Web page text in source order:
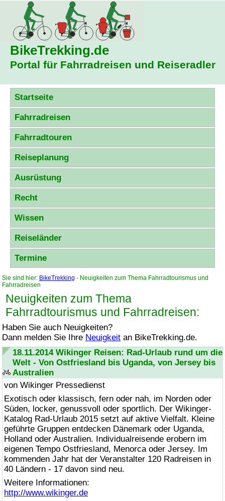
BikeTrekking.de
Portal für Fahrradreisen und Reiseradler
Startseite
Fahrradreisen
Fahrradtouren
Reiseplanung
Ausrüstung
Recht
Wissen
Reiseländer
Termine
Sie sind hier: BikeTrekking - Neuigkeiten zum Thema Fahrradtourismus und
Fahrradreisen
Neuigkeiten zum Thema
Fahrradtourismus und Fahrradreisen:
Haben Sie auch Neuigkeiten?
Dann melden Sie Ihre Neuigkeit an BikeTrekking.de.
18.11.2014 Wikinger Reisen: Rad-Urlaub rund um die
Welt - Von Ostfriesland bis Uganda, von Jersey bis
Australien
von Wikinger Pressedienst
Exotisch oder klassisch, fern oder nah, im Norden oder
Süden, locker, genussvoll oder sportlich. Der Wikinger-
Katalog Rad-Urlaub 2015 setzt auf aktive Vielfalt. Kleine
geführte Gruppen entdecken Dänemark oder Uganda,
Holland oder Australien. Individualreisende erobern im
eigenen Tempo Ostfriesland, Menorca oder Jersey. Im
kommenden Jahr hat der Veranstalter 120 Radreisen in
40 Ländern - 17 davon sind neu.
Weitere Informationen:
http://www.wikinger.de